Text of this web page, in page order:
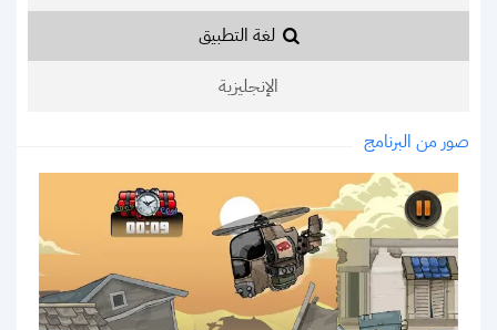
لغة التطبيق
الإنجليزية
صور من البرنامج